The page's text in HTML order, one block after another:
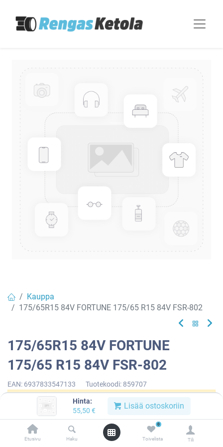
Hinta:
55,50 € Lisää ostoskoriin
Etusivu Haku
0
Toivelista Tili
Kauppa
175/65R15 84V FORTUNE 175/65 R15 84V FSR-802
175/65R15 84V FORTUNE
175/65 R15 84V FSR-802
EAN: 6937833547133 Tuotekoodi: 859707
Tällä tuotteella ei ole kelvollista yhdistelmää.
FORTUNE